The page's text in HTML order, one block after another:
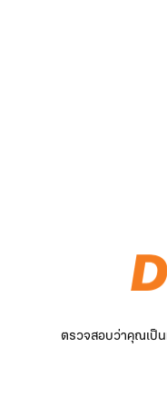
ตรวจสอบว่าคุณเป็